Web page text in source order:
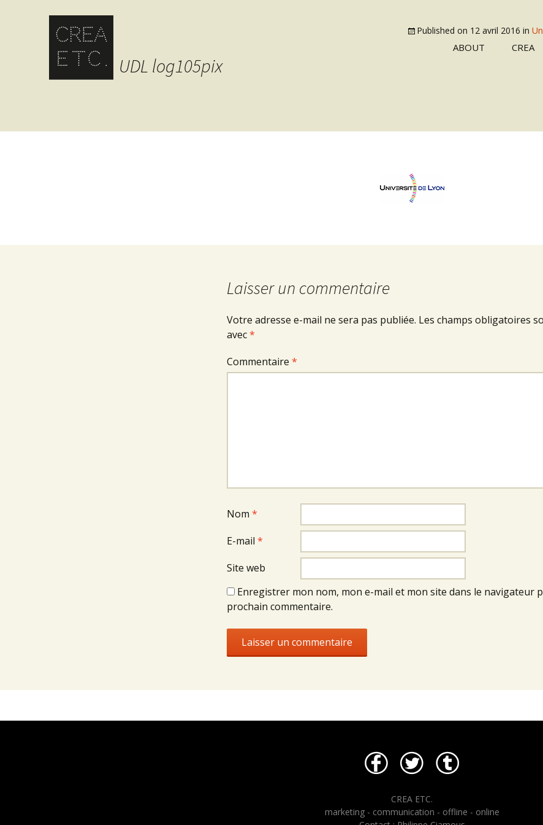
ABOUT CREA
UDL log105pix
Published on 12 avril 2016 in
Laisser un commentaire
Votre adresse e-mail ne sera pas publiée. Les champs obligatoires
avec*
Commentaire *
Nom *
E-mail *
Site web
Enregistrer mon nom, mon e-mail et mon site dans le navigateur
prochain commentaire.
CREA ETC.
marketing - communication - offline - online